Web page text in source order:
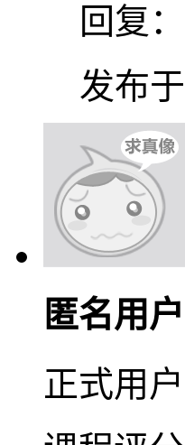
回复：
发布
匿名用户
正式用户